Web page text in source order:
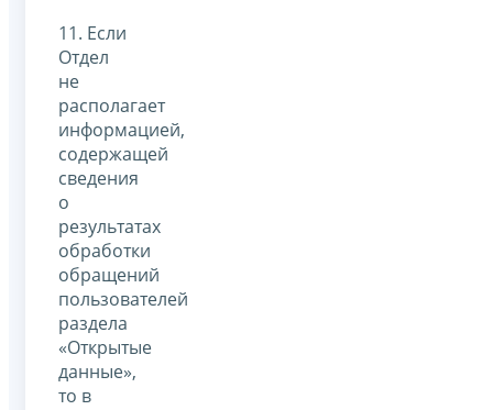
11. Если
Отдел
не
располагает
информацией,
содержащей
сведения
о
результатах
обработки
обращений
пользователей
раздела
«Открытые
данные»,
то в